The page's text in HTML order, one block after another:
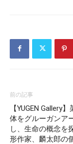
前の記事
【YUGEN Gallery
体をグルーガンア
し、生命の概念を
形作家、麟太郎の